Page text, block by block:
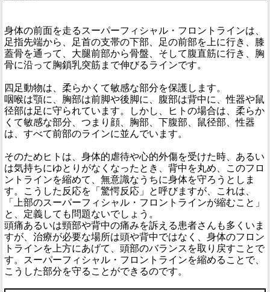
身体の前面を走るスーパーフィシャル・フロントラインは、
足指先端から、足首の支帯の下部、足の前部を上に行き、膝
蓋骨を通って、大腿前部から骨盤、そして腹直筋に行き、胸
骨に沿って胸鎖乳突筋まで伸びるラインです。
四足動物は、柔らかくて敏感な部分を保護します。
咽喉は顎に、胸部は前脚や後脚に、腹部は背中に、性器や鼠
径部は足に守られています。しかし、ヒトの場合は、柔らか
くて敏感な部分、つまり顔、胸部、下腹部、鼠径部、性器
は、すべて前部のラインに並んでいます。
そのためヒトは、身体的虐待や心的外傷を受けた時、あるい
は気持ちにゆとりがなくなったとき、背中を丸め、このフロ
ントラインを縮めて、無意識なうちに身体を守ろうとしま
す。こうした反応を「驚愕反応」と呼びますが、これは、
「上部のスーパーフィシャル・フロントラインが縮むこと」
と、定義しても問題ないでしょう。
頭痛あるいは頸部や背中の痛みを訴える患者さんも多くいま
すが、治療が必要な場所は頭や背中ではなく、身体のフロン
トラインを上方にあげて、頭部のバランスを取り戻すことで
す。スーパーフィシャル・フロントラインを縮めることで、
こうした部分を守ることができるのです。